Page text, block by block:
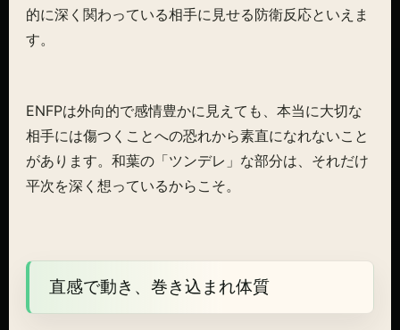
的に深く関わっている相手に見せる防衛反応といえま
す。
ENFPは外向的で感情豊かに見えても、本当に大切な
相手には傷つくことへの恐れから素直になれないこと
があります。和葉の「ツンデレ」な部分は、それだけ
平次を深く想っているからこそ。
直感で動き、巻き込まれ体質